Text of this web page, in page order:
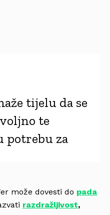
tijelu da se
te
potrebu za
može dovesti do pada
razdražljivost,